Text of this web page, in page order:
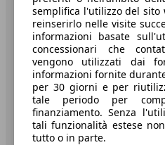
Società
A proposito di
Stampa
Media
Condizioni generali
Informazioni
semplifica l'utilizzo del sito
reinserirlo nelle visite
informazioni basate
concessionari che
vengono utilizzati dai
informazioni fornite
per 30 giorni e per
tale periodo per
finanziamento. Senza
tali funzionalità estese
tutto o in parte.